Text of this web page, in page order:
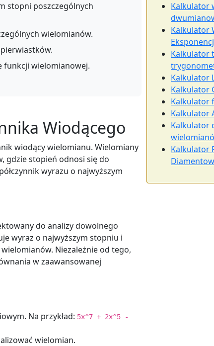
stopni poszczególnych
wielomianów.
funkcji wielomianowej.
Wiodącego
wiodący wielomianu. Wielomiany
gdzie stopień odnosi się do
wyrazu o najwyższym
do analizy dowolnego
wyraz o najwyższym stopniu i
Niezależnie od tego,
w zaawansowanej
Na przykład: 5x^7 + 2x^5 -
wielomian.
Kalkulator
Kalkulator
Kalkulator
Kalkulator
Kalkulator
Kalkulator
Kalkulator
Kalkulator
Kalkulator